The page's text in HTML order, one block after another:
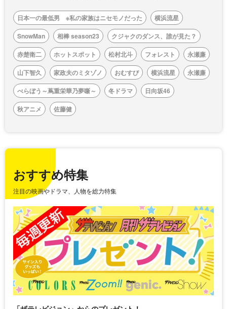
日本一の最低男 ※私の家族はニセモノだった
横浜流星
SnowMan
相棒 season23
クジャクのダンス、誰が見た？
赤楚衛二
ホットスポット 松村北斗 フォレスト
永瀬廉
山下智久
家政夫のミタゾノ おむすび 横浜流星
永瀬廉
べらぼう～蔦重栄華乃夢噺～
冬ドラマ
日向坂46
秋アニメ
佐藤健
おすすめ特集
注目の映画やドラマ、人物を総力特集